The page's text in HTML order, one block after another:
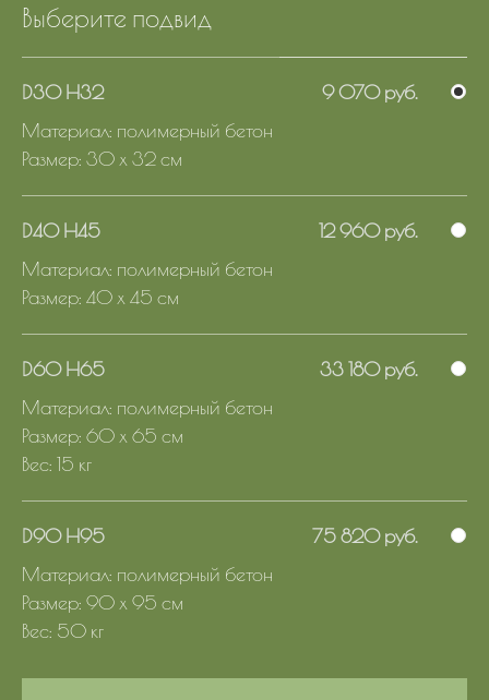
Выберите подвид
D30 H32
Материал: полимерный бетон
Размер: 30 x 32 см
9 070 руб.
D40 H45
Материал: полимерный бетон
Размер: 40 x 45 см
12 960 руб.
D60 H65
Материал: полимерный бетон
Размер: 60 x 65 см
Вес: 15 кг
33 180 руб.
D90 H95
Материал: полимерный бетон
Размер: 90 x 95 см
Вес: 50 кг
75 820 руб.